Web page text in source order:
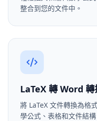
整合到您的文件中。
LaTeX 轉 Word 轉
將 LaTeX 文件轉換為格
學公式、表格和文件結構